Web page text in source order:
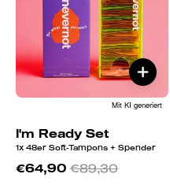
Mit KI generiert
I'm Ready Set
1x 48er Soft-Tampons + Spender
€64,90 €89,30